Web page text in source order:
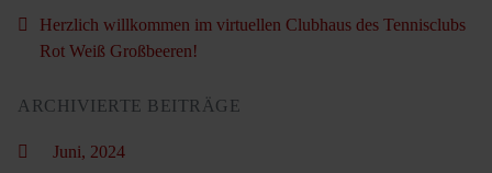
Herzlich willkommen im virtuellen Clubhaus des Tennisclubs
Rot Weiß Großbeeren!
ARCHIVIERTE BEITRÄGE
Juni, 2024